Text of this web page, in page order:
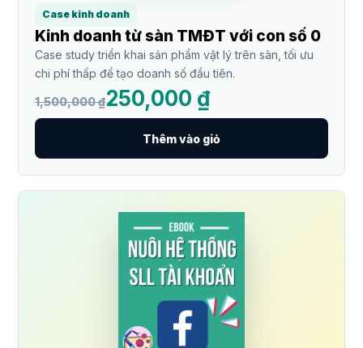
Case kinh doanh
Kinh doanh từ sàn TMĐT với con số 0
Case study triển khai sản phẩm vật lý trên sàn, tối ưu
chi phí thấp để tạo doanh số đầu tiên.
1,500,000 ₫250,000 ₫
Thêm vào giỏ